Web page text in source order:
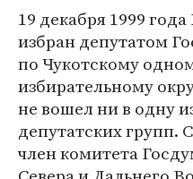
19 декабря 1999
избран депутатом
по Чукотскому
избирательному
не вошел ни в одну
депутатских групп.
член комитета